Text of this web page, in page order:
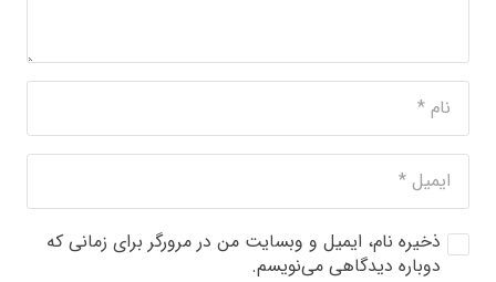
ذخیره نام، ایمیل و وبسایت من در مرورگر برای زمانی که
دوباره دیدگاهی می‌نویسم.